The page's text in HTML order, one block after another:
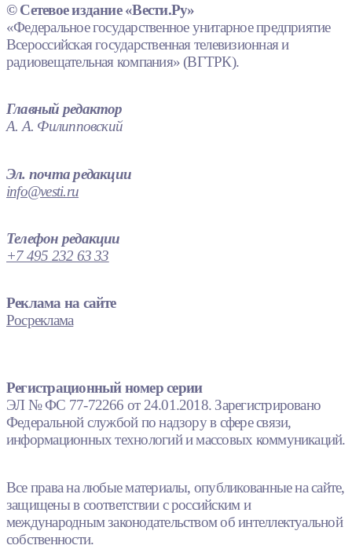
© Сетевое издание «Вести.Ру»
«Федеральное государственное унитарное предприятие
Всероссийская государственная телевизионная и
радиовещательная компания» (ВГТРК).
Главный редактор
А. А. Филипповский
Эл. почта редакции
info@vesti.ru
Телефон редакции
+7 495 232 63 33
Реклама на сайте
Росреклама
Регистрационный номер серии
ЭЛ № ФС 77-72266 от 24.01.2018. Зарегистрировано
Федеральной службой по надзору в сфере связи,
информационных технологий и массовых коммуникаций.
Все права на любые материалы, опубликованные на сайте,
защищены в соответствии с российским и
международным законодательством об интеллектуальной
собственности.